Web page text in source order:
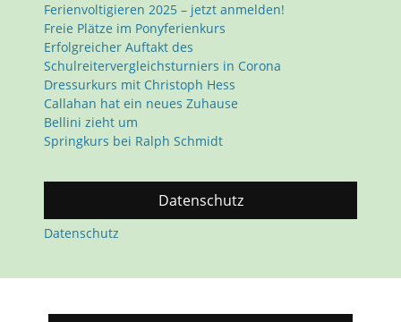
Ferienvoltigieren 2025 – jetzt anmelden!
Freie Plätze im Ponyferienkurs
Erfolgreicher Auftakt des
Schulreitervergleichsturniers in Corona
Dressurkurs mit Christoph Hess
Callahan hat ein neues Zuhause
Bellini zieht um
Springkurs bei Ralph Schmidt
Datenschutz
Datenschutz